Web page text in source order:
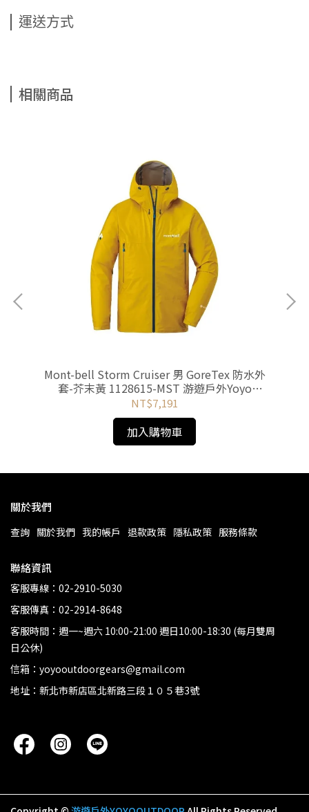
運送方式
相關商品
Mont-bell Storm Cruiser 男 GoreTex 防水外
套-芥末黃 1128615-MST 游遊戶外Yoyo
Outdoor
NT$7,191
加入購物車
關於我們
查詢 關於我們 我的帳戶 退款政策 隱私政策 服務條款
聯絡資訊
客服專線：02-2910-5030
客服傳真：02-2914-8648
客服時間：週一~週六 10:00-21:00 週日10:00-18:30 (每月雙周
日公休)
信箱：yoyooutdoorgears@gmail.com
地址：新北市新店區北新路三段１０５巷3號